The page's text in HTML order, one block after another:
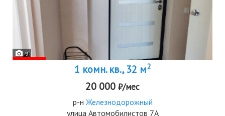
9
1 комн. кв., 32 м2
20 000 ₽/мес
р-н Железнодорожный
улица Автомобилистов 7А